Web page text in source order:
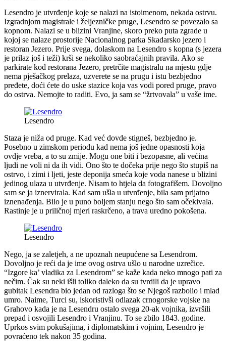
Lesendro je utvrđenje koje se nalazi na istoimenom, nekada ostrvu.
Izgradnjom magistrale i željezničke pruge, Lesendro se povezalo sa
kopnom. Nalazi se u blizini Vranjine, skoro preko puta zgrade u
kojoj se nalaze prostorije Nacionalnog parka Skadarsko jezero i
restoran Jezero. Prije svega, dolaskom na Lesendro s kopna (s jezera
je prilaz još i teži) krši se nekoliko saobraćajnih pravila. Ako se
parkirate kod restorana Jezero, pretrčite magistralu na mjestu gdje
nema pješačkog prelaza, uzverete se na prugu i istu bezbjedno
pređete, doći ćete do uske stazice koja vas vodi pored pruge, pravo
do ostrva. Nemojte to raditi. Evo, ja sam se “žrtvovala” u vaše ime.
Lesendro
Staza je niža od pruge. Kad već dovde stigneš, bezbjedno je.
Posebno u zimskom periodu kad nema još jedne opasnosti koja
ovdje vreba, a to su zmije. Mogu one biti i bezopasne, ali većina
ljudi ne voli ni da ih vidi. Ono što te dočeka prije nego što stupiš na
ostrvo, i zimi i ljeti, jeste deponija smeća koje voda nanese u blizini
jedinog ulaza u utvrđenje. Nisam to htjela da fotografišem. Dovoljno
sam se ja iznervirala. Kad sam ušla u utvrđenje, bila sam prijatno
iznenađenja. Bilo je u puno boljem stanju nego što sam očekivala.
Rastinje je u priličnoj mjeri raskrčeno, a trava uredno pokošena.
Lesendro
Nego, ja se zaletjeh, a ne upoznah neupućene sa Lesendrom.
Dovoljno je reći da je ime ovog ostrva ušlo u narodne uzrečice.
“Izgore ka’ vladika za Lesendrom” se kaže kada neko mnogo pati za
nečim. Čak su neki išli toliko daleko da su tvrdili da je upravo
gubitak Lesendra bio jedan od razloga što se Njegoš razbolio i mlad
umro. Naime, Turci su, iskoristivši odlazak crnogorske vojske na
Grahovo kada je na Lesendru ostalo svega 20-ak vojnika, izvršili
prepad i osvojili Lesendro i Vranjinu. To se zbilo 1843. godine.
Uprkos svim pokušajima, i diplomatskim i vojnim, Lesendro je
povraćeno tek nakon 35 godina.